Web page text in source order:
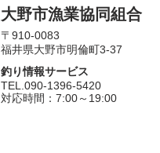
​大野市漁業協同組合
〒910-0083​
福井県大野市明倫町3-37
釣り情報サービス
​TEL.090-1396-5420
​対応時間：7:00～19:00